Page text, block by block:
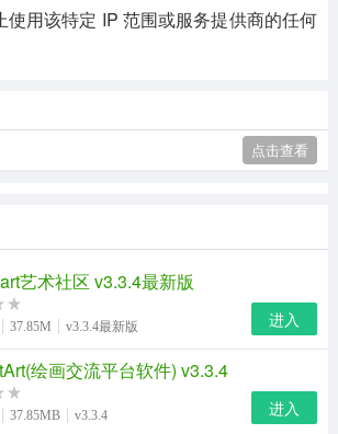
使用该特定 IP 范围或服务提供商的任何
点击查看
艺术社区 v3.3.4最新版
37.85M v3.3.4最新版 进入
绘画交流平台软件) v3.3.4
37.85MB v3.3.4 进入